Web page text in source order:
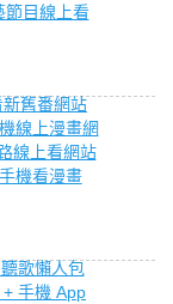
節目線上看
舊番網站
線上漫畫網
線上看網站
機看漫畫
歌懶人包
手機 App